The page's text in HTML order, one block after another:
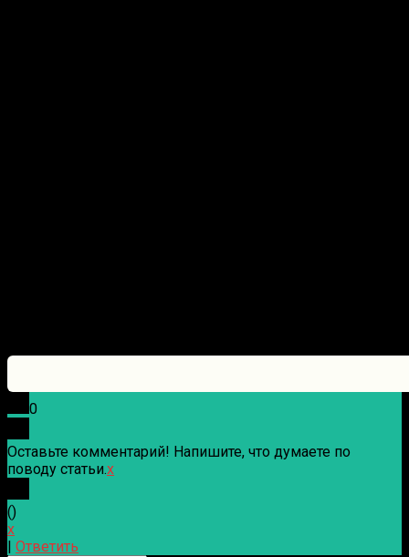
0
Оставьте комментарий! Напишите, что думаете по
поводу статьи.x
()
x
Ответить